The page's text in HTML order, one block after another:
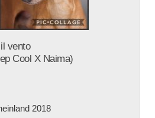
vento
Cool X Naima)
2018